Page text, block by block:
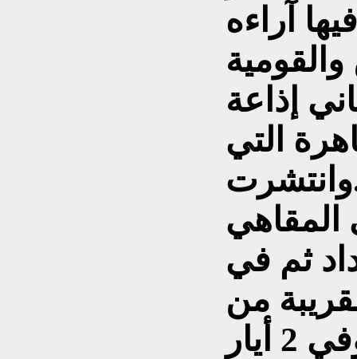
آراءه
إذاعة
التي
عام 1934..وانتشرت
المقاهي
ثم في
من
العاصمة ..بعد 20 سنة وفي 2 أيار